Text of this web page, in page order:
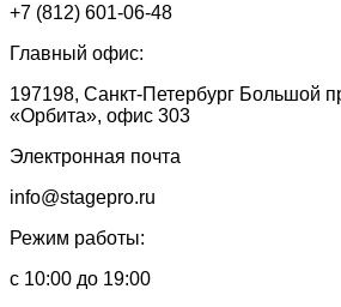
+7 (812) 601-06-48
Главный офис:
197198, Санкт-Петербург Большой
«Орбита», офис 303
Электронная почта
info@stagepro.ru
Режим работы:
с 10:00 до 19:00